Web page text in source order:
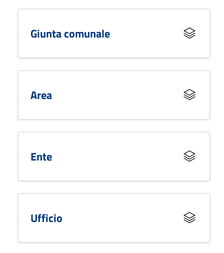
Giunta comunale
Area
Ente
Ufficio